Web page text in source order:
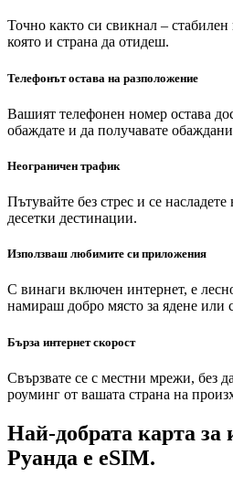
Точно както си свикнал – стабилен
която и страна да отидеш.
Телефонът остава на разположение
Вашият телефонен номер остава
обаждате и да получавате
Неограничен трафик
Пътувайте без стрес и се
десетки дестинации.
Използваш любимите си приложения
С винаги включен интернет, е
намираш добро място за ядене или
Бърза интернет скорост
Свързвате се с местни мрежи, без
роуминг от вашата страна на
Най-добрата карта за
Руанда е eSIM.